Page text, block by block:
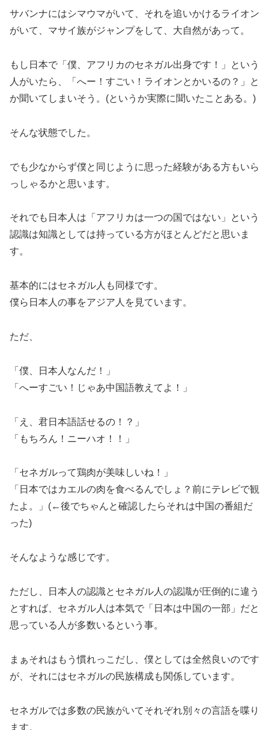
サバンナにはシマウマがいて、それを追いかけるライオン
がいて、マサイ族がジャンプをして、大自然があって。
もし日本で「僕、アフリカのセネガル出身です！」という
人がいたら、「へー！すごい！ライオンとかいるの？」と
か聞いてしまいそう。(というか実際に聞いたことある。)
そんな状態でした。
でも少なからず僕と同じように思った経験がある方もいら
っしゃるかと思います。
それでも日本人は「アフリカは一つの国ではない」という
認識は知識としては持っている方がほとんどだと思いま
す。
基本的にはセネガル人も同様です。
僕ら日本人の事をアジア人を見ています。
ただ、
「僕、日本人なんだ！」
「へーすごい！じゃあ中国語教えてよ！」
「え、君日本語話せるの！？」
「もちろん！ニーハオ！！」
「セネガルって鶏肉が美味しいね！」
「日本ではカエルの肉を食べるんでしょ？前にテレビで観
たよ。」(←後でちゃんと確認したらそれは中国の番組だ
った)
そんなような感じです。
ただし、日本人の認識とセネガル人の認識が圧倒的に違う
とすれば、セネガル人は本気で「日本は中国の一部」だと
思っている人が多数いるという事。
まぁそれはもう慣れっこだし、僕としては全然良いのです
が、それにはセネガルの民族構成も関係しています。
セネガルでは多数の民族がいてそれぞれ別々の言語を喋り
ます。